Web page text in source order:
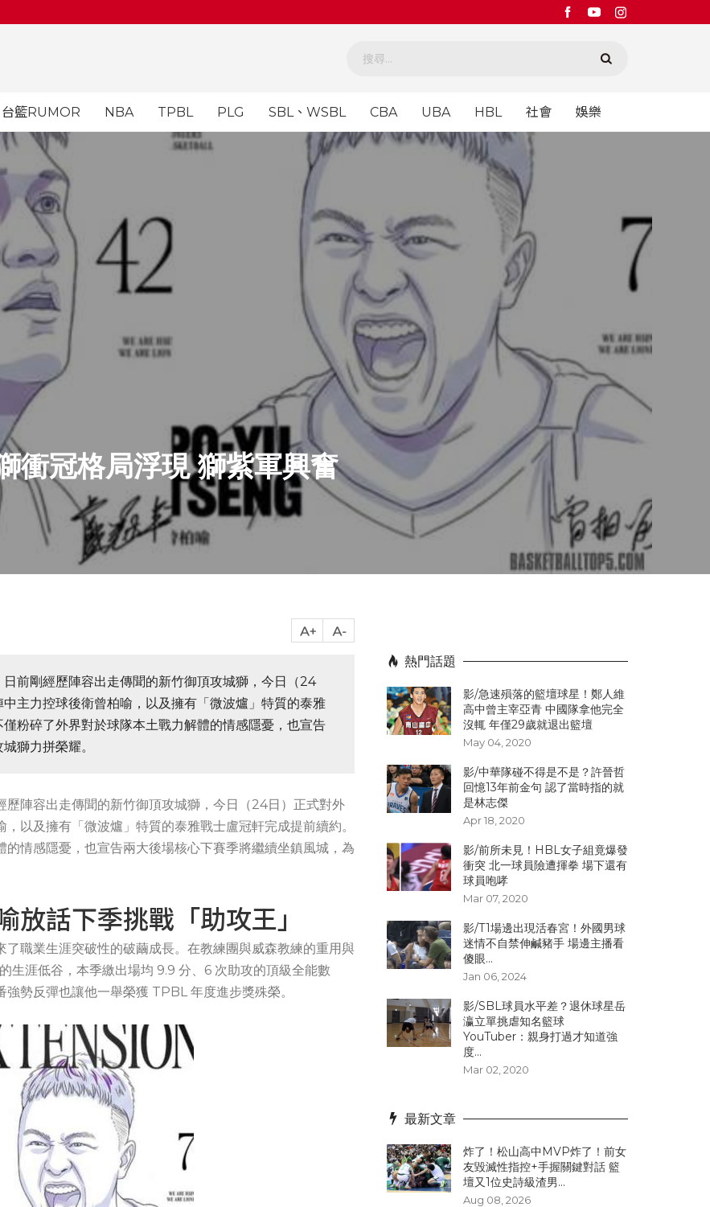
台籃RUMOR NBA TPBL PLG SBL、WSBL CBA UBA HBL 社會 娛樂
衝冠格局浮現 獅紫軍興奮
前剛經歷陣容出走傳聞的新竹御頂攻城獅，今日（24
主力控球後衛曾柏喻，以及擁有「微波爐」特質的泰雅
粉碎了外界對於球隊本土戰力解體的情感隱憂，也宣告
獅力拼榮耀。
陣容出走傳聞的新竹御頂攻城獅，今日（24日）正式對外
以及擁有「微波爐」特質的泰雅戰士盧冠軒完成提前續約。
情感隱憂，也宣告兩大後場核心下賽季將繼續坐鎮風城，為
話下季挑戰「助攻王」
職業生涯突破性的破繭成長。在教練團與威森教練的重用與
生涯低谷，本季繳出場均 9.9 分、6 次助攻的頂級全能數
勢反彈也讓他一舉榮獲 TPBL 年度進步獎殊榮。
熱門話題
影/急速殞落的籃壇球星！鄭人維
高中曾主宰亞青 中國隊拿他完全
沒輒 年僅29歲就退出籃壇
May 04, 2020
影/中華隊碰不得是不是？許晉哲
回憶13年前金句 認了當時指的就
是林志傑
Apr 18, 2020
影/前所未見！HBL女子組竟爆發
衝突 北一球員險遭揮拳 場下還有
球員咆哮
Mar 07, 2020
影/T1場邊出現活春宮！外國男球
迷情不自禁伸鹹豬手 場邊主播看
傻眼...
Jan 06, 2024
影/SBL球員水平差？退休球星岳
瀛立單挑虐知名籃球
YouTuber：親身打過才知道強
度...
Mar 02, 2020
最新文章
炸了！松山高中MVP炸了！前女
友毀滅性指控+手握關鍵對話 籃
壇又1位史詩級渣男...
Aug 08, 2026